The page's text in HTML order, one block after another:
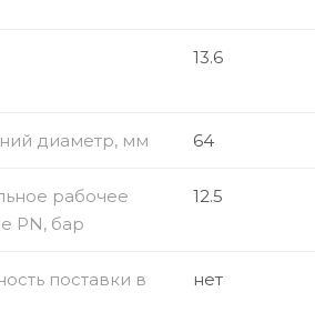
13.6
диаметр, мм 64
рабочее
PN, бар
12.5
поставки в
нет